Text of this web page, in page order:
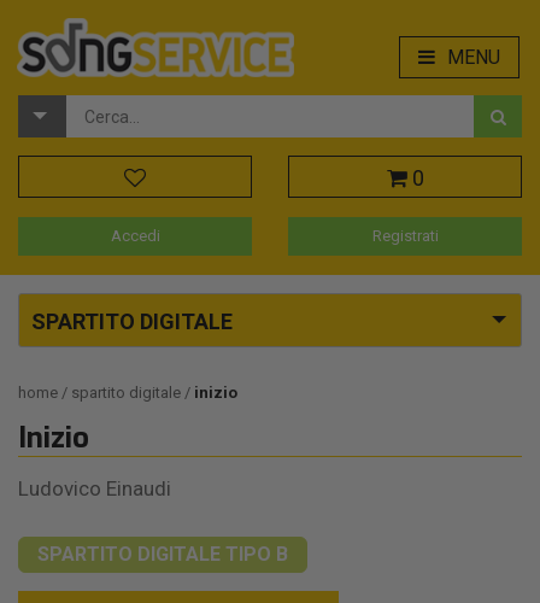
MENU
0
Accedi Registrati
SPARTITO DIGITALE
home spartito digitale inizio
Inizio
Ludovico Einaudi
SPARTITO DIGITALE TIPO B